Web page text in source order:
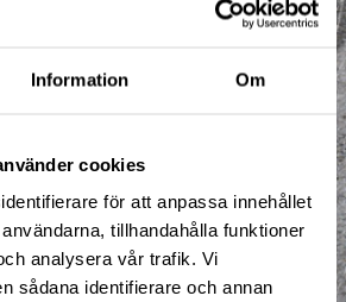
Information Om
cookies
för att anpassa innehållet
tillhandahålla funktioner
analysera vår trafik. Vi
sådana identifierare och annan
0